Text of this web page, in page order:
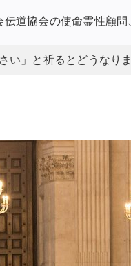
道協会の使命霊性顧
い」と祈るとどうなりま